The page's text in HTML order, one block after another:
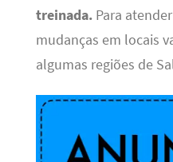
treinada.Para
mudanças em locais
algumas regiões de